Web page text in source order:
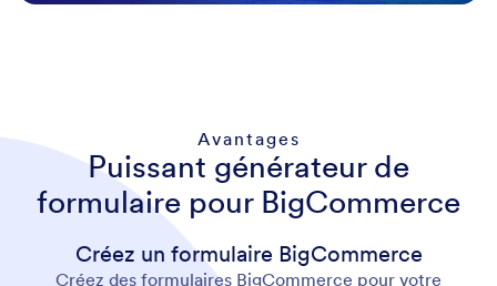
Avantages
Puissant générateur de
formulaire pour BigCommerce
Créez un formulaire BigCommerce
Créez des formulaires BigCommerce pour votre